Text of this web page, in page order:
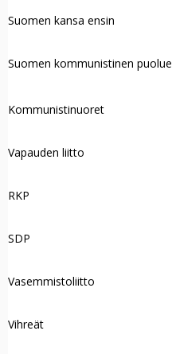
Suomen kansa ensin
Suomen kommunistinen puolue
Kommunistinuoret
Vapauden liitto
RKP
SDP
Vasemmistoliitto
Vihreät